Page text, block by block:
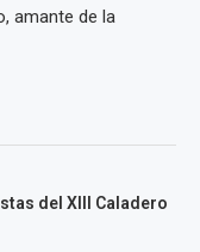
amante de la
del XIII Caladero